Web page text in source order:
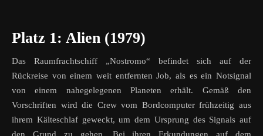
Platz 1: Alien (1979)
Das Raumfrachtschiff „Nostromo“ befindet sich auf der
Rückreise von einem weit entfernten Job, als es ein Notsignal
von einem nahegelegenen Planeten erhält. Gemäß den
Vorschriften wird die Crew vom Bordcomputer frühzeitig aus
ihrem Kälteschlaf geweckt, um dem Ursprung des Signals auf